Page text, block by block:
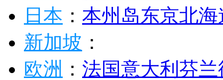
日本 ： 本州岛东京北海
新加坡 ：
欧洲 ： 法国意大利 芬兰